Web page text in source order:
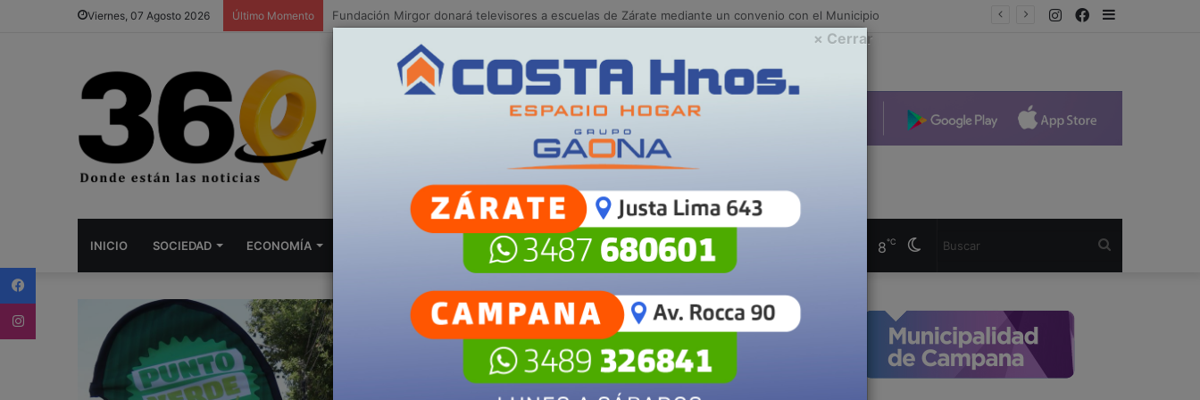
Viernes, 07 Agosto 2026 Último Momento ZARATE: Castraciones gratuitas municipales en Villa Angus Facebook
Instagram
INICIO SOCIEDAD ECONOMÍA POLICIALES SALUD SECCIONES Cambiar
Campana 8℃
× Cerrar